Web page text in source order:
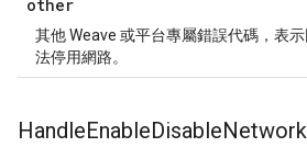
other
其他 Weave 或平台專屬錯誤代碼，表
法停用網路。
HandleEnableDisableNetwork